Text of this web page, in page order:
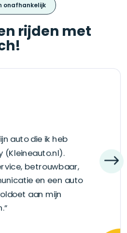
onafhankelijk
rijden met
auto die ik heb
(Kleineauto.nl).
betrouwbaar,
en een auto
aan mijn